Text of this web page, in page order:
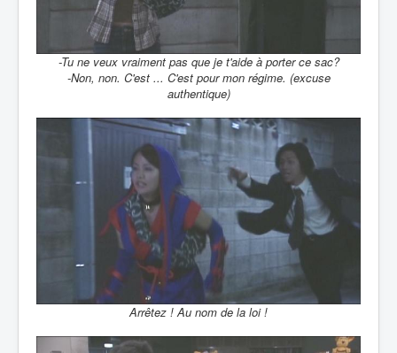
-Tu ne veux vraiment pas que je t'aide à porter ce sac?
-Non, non. C'est ... C'est pour mon régime. (excuse
authentique)
Arrêtez ! Au nom de la loi !